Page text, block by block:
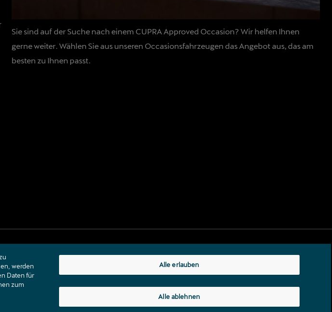
Sie sind auf der Suche nach einem CUPRA Approved Occasion? Wir helfen Ihnen
gerne weiter. Wählen Sie aus unseren Occasionsfahrzeugen das Angebot aus, das am
besten zu Ihnen passt.
werden
Daten für
zum
Alle ablehnen
Alle erlauben